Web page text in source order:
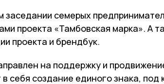
заседании семерых
проекта «Тамбовская марка». А
проекта и брендбук.
на поддержку и
в себя создание единого знака,